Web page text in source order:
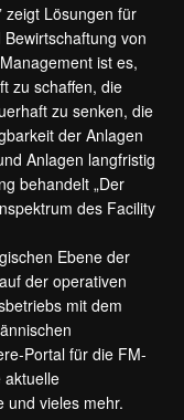
zeigt Lösungen für
von
ist es,
zu schaffen, die
zu senken, die
der Anlagen
Anlagen langfristig
behandelt „Der
des Facility
Ebene der
der operativen
mit dem
Portal für die FM-
aktuelle
und vieles mehr.